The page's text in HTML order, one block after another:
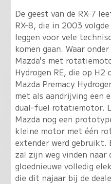
De geest van de RX-7
RX-8, die in 2003
leggen voor vele
komen gaan. Waar
Mazda's met
Hydrogen RE, die op
Mazda Premacy
met als aandrijving een
dual-fuel rotatiemotor.
Mazda nog een
kleine motor met één
extender werd gebruikt.
zal zijn weg vinden naar
gloednieuwe volledig
die dit najaar bij de